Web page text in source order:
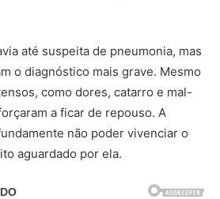
até suspeita de pneumonia, mas
o diagnóstico mais grave. Mesmo
como dores, catarro e mal-
a ficar de repouso. A
não poder vivenciar o
aguardado por ela.